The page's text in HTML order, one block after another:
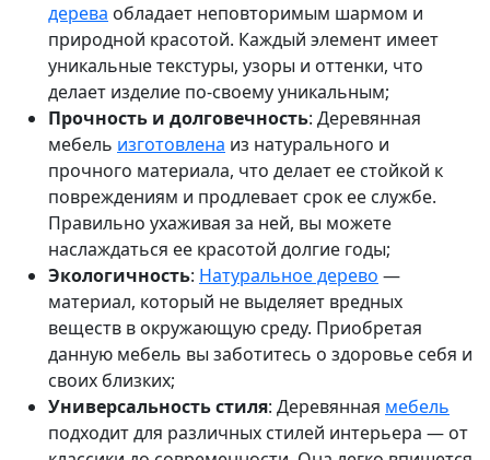
дерева обладает неповторимым шармом и
природной красотой. Каждый элемент имеет
уникальные текстуры, узоры и оттенки, что
делает изделие по-своему уникальным;
Прочность и долговечность: Деревянная
мебель изготовлена из натурального и
прочного материала, что делает ее стойкой к
повреждениям и продлевает срок ее службе.
Правильно ухаживая за ней, вы можете
наслаждаться ее красотой долгие годы;
Экологичность: Натуральное дерево —
материал, который не выделяет вредных
веществ в окружающую среду. Приобретая
данную мебель вы заботитесь о здоровье себя и
своих близких;
Универсальность стиля: Деревянная мебель
подходит для различных стилей интерьера — от